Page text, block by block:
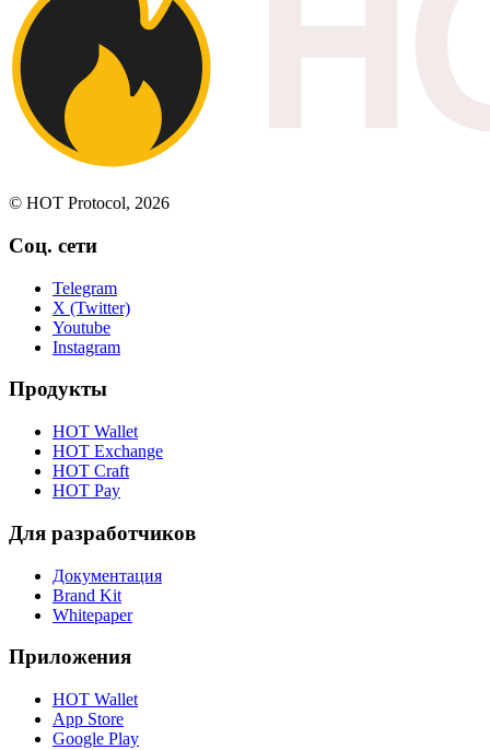
© HOT Protocol, 2026
Соц. сети
Telegram
X (Twitter)
Youtube
Instagram
Продукты
HOT Wallet
HOT Exchange
HOT Craft
HOT Pay
Для разработчиков
Документация
Brand Kit
Whitepaper
Приложения
HOT Wallet
App Store
Google Play